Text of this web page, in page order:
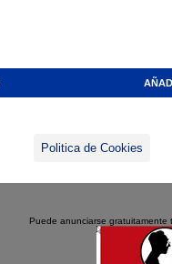
Politica de Cookies
Puede anunciarse